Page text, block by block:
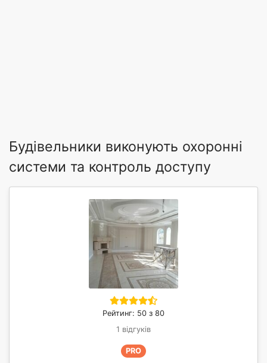
Будівельники виконують охоронні
системи та контроль доступу
Рейтинг: 50 з 80
1 відгуків
PRO